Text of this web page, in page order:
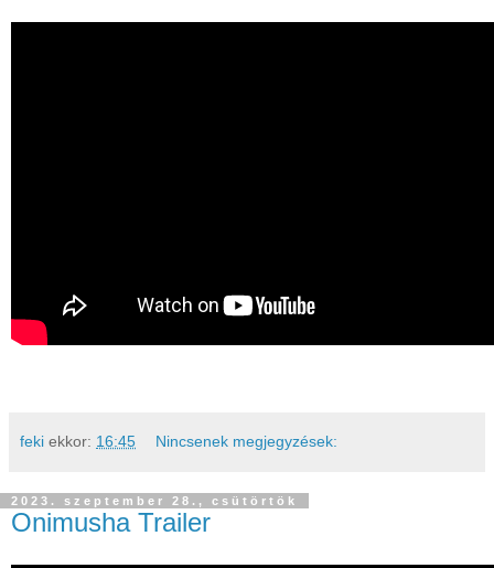
feki ekkor: 16:45 Nincsenek megjegyzések:
2023. szeptember 28., csütörtök
Onimusha Trailer